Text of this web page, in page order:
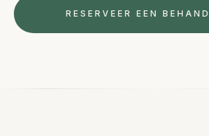
RESERVEER EEN